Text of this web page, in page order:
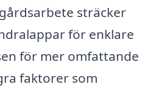
sträcker
för enklare
för mer omfattande
faktorer som